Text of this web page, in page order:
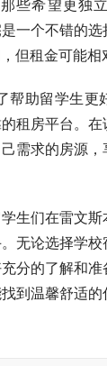
些希望更独
一个不错的
但租金可能相
帮助留学生更
租房平台。
需求的房源
生们在雷文
无论选择学校
分的了解和
到温馨舒适